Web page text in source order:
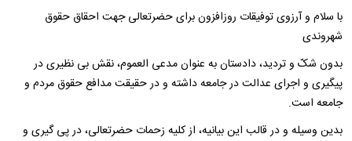
با سلام و آرزوی توفیقات روزافزون برای حضرتعالی جهت احقاق حقوق
شهروندی
بدون شکّ و تردید، دادستان به عنوان مدعی العموم، نقش بی نظیری در
پیگیری و اجرای عدالت در جامعه داشته و در حقیقت مدافع حقوق مردم و
جامعه است.
بدین وسیله و در قالب این بیانیه، از کلیه زحمات حضرتعالی، در پی گیری و